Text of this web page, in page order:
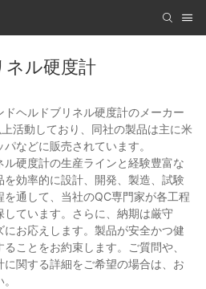
ル硬度計
ヘルドブリネル硬度計のメーカー
活動しており、同社の製品は主に米
などに販売されています。
硬度計の生産ラインと経験豊富な
効率的に設計、開発、製造、試験
通して、当社のQC専門家が各工程
ています。さらに、納期は厳守
にお応えします。製品が安全かつ健
ことをお約束します。ご質問や、
関する詳細をご希望の場合は、お